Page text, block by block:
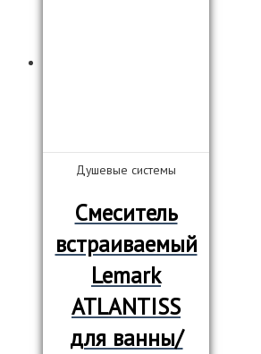
Душевые системы
Смеситель
встраиваемый
Lemark
ATLANTISS
для ванны/